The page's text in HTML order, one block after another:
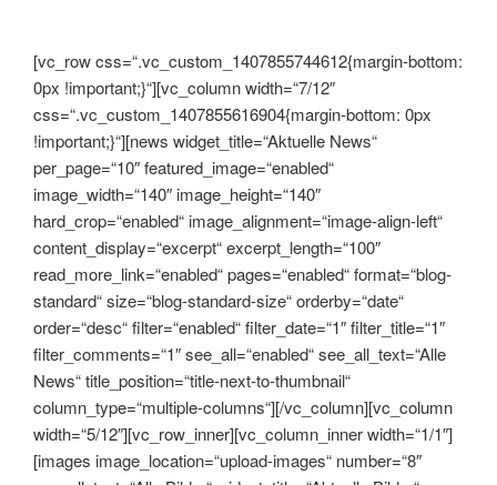
[vc_row css=“.vc_custom_1407855744612{margin-bottom:
0px !important;}“][vc_column width=“7/12″
css=“.vc_custom_1407855616904{margin-bottom: 0px
!important;}“][news widget_title=“Aktuelle News“
per_page=“10″ featured_image=“enabled“
image_width=“140″ image_height=“140″
hard_crop=“enabled“ image_alignment=“image-align-left“
content_display=“excerpt“ excerpt_length=“100″
read_more_link=“enabled“ pages=“enabled“ format=“blog-
standard“ size=“blog-standard-size“ orderby=“date“
order=“desc“ filter=“enabled“ filter_date=“1″ filter_title=“1″
filter_comments=“1″ see_all=“enabled“ see_all_text=“Alle
News“ title_position=“title-next-to-thumbnail“
column_type=“multiple-columns“][/vc_column][vc_column
width=“5/12″][vc_row_inner][vc_column_inner width=“1/1″]
[images image_location=“upload-images“ number=“8″